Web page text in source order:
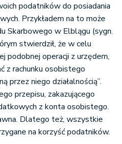
podatników do posiadania
Przykładem na to może
Skarbowego w Elblągu (sygn.
stwierdził, że w celu
podobnej operacji z urzędem,
z rachunku osobistego
przez niego działalnością”.
przepisu, zakazującego
z konta osobistego.
Dlatego też, wszystkie
na korzyść podatników.